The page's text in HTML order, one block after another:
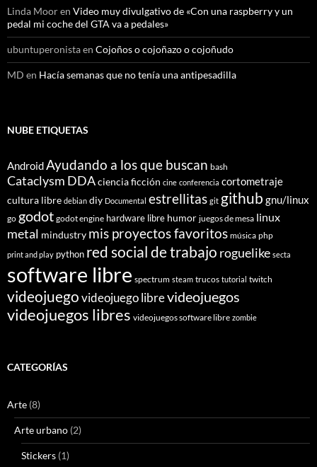
Linda Mooren Video muy divulgativo de «Con una raspberry y un
pedal mi coche del GTA va a pedales»
ubuntuperonistaen Cojoños o cojoñazo o cojoñudo
MD en Hacía semanas que no tenía una antipesadilla
NUBE ETIQUETAS
AndroidAyudando a los que buscan bash
Cataclysm DDAciencia ficción cine conferencia cortometraje
cultura libre debian diy Documental estrellitas git github gnu/linux
go godot godot engine hardware libre humor juegos de mesa linux
metal mindustry mis proyectos favoritos música php
print and play python red social de trabajo roguelike secta
software libre spectrum steam trucos tutorial twitch
videojuegovideojuego librevideojuegos
videojuegos libres videojuegos software libre zombie
CATEGORÍAS
Arte (8)
Arte urbano (2)
Stickers (1)